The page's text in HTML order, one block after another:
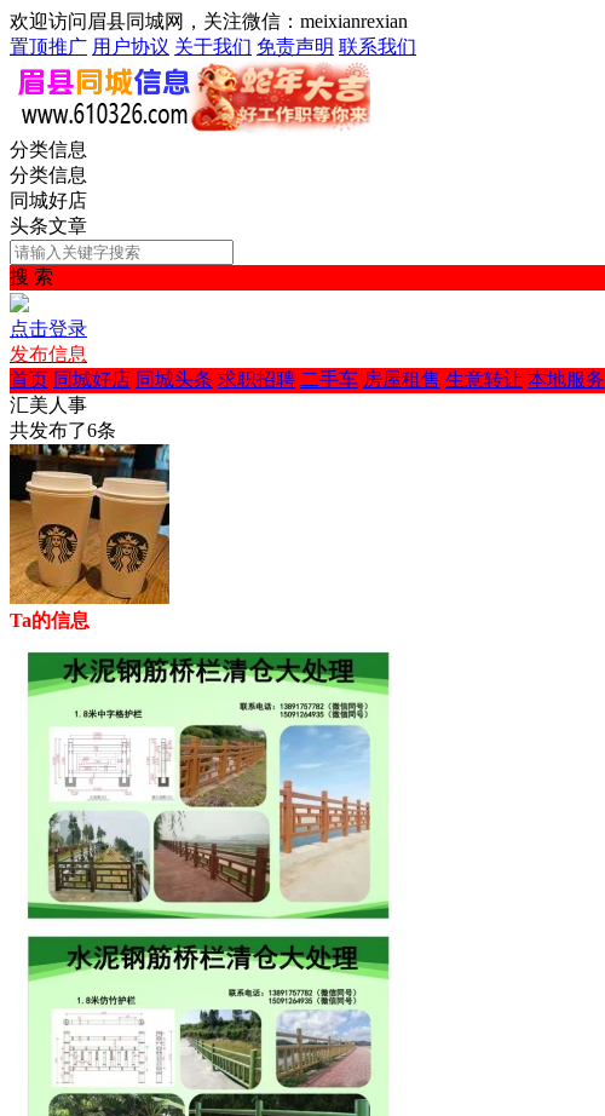
欢迎访问眉县同城网，关注微信：meixianrexian
置顶推广 用户协议 关于我们 免责声明 联系我们
分类信息
分类信息
同城好店
头条文章
搜 索
点击登录
发布信息
首页 同城好店 同城头条 求职招聘 二手车 房屋租售 生意转让 本地服务
汇美人事
共发布了6条
Ta的信息